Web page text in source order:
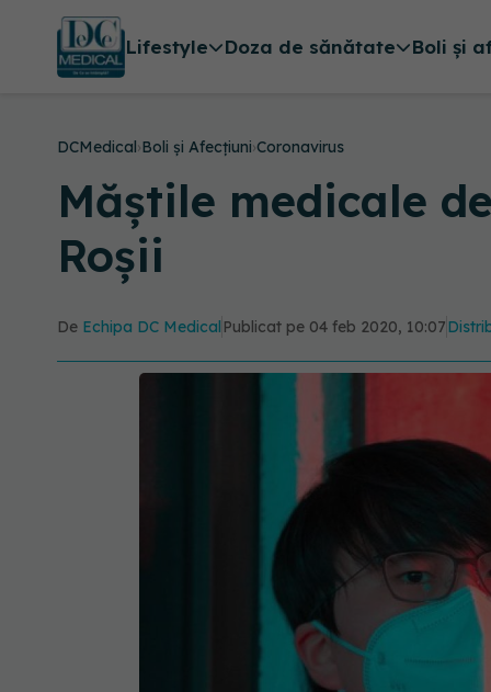
Lifestyle Doza de sănătate Boli și
DCMedical›Boli și Afecțiuni›Coronavirus
Măștile medicale
Roșii
De Echipa DC Medical Publicat pe 04 feb 2020, 10:07